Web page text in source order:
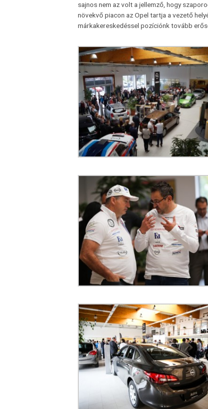
sajnos nem az volt a jellemző, hogy
növekvő piacon az Opel tartja a vezető
márkakereskedéssel pozíciónk tovább